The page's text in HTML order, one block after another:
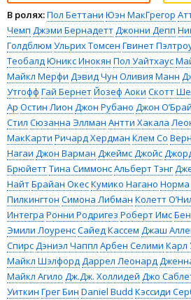
В ролях:Пол Беттани Юэн МакГрегор
Чемп Джэми БернадеттДжонни Депп
Голдблюм Ульрих Томсен Гвинет
ТеобалдЮникс Инокян Пол Уайтхаус
Майкл Мерфи Дэвид Чун Оливия Манн
Утгофф Гай БернетЙозеф Аоки Скотт
Ар Остин Лион Джон Рубано Джон
Стил Сюзанна Эллман Антти Хакала
МакКарти Ричард Хердман Клем Со
Нагаи Джон Варман Джеймс Джойс
БрюйеттТина СиммонсАльберт Тэнг
НайтБрайан ОкесКумико Нагано Норма
Пилкингтон Симона Либман Колетт
Интегра Ронни Родригез Роберт Имс
Эмили ЛоуренсСайед Кассем Джаш
СпирсДэниэл Чаппл Арбен Селими Карл
Майкл ШэлфордДаррел Леонард
Майкл Агило Дж.Дж. Холлидей Джо
Уиткин Грег Бин Daniel Budd Кэссиди